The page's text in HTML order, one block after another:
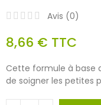
Avis (0)
8,66 € TTC
Cette formule à base
de soigner les petites